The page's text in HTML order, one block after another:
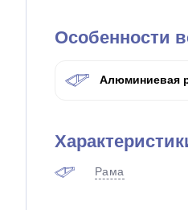
Особенности
Алюминиевая
Рама